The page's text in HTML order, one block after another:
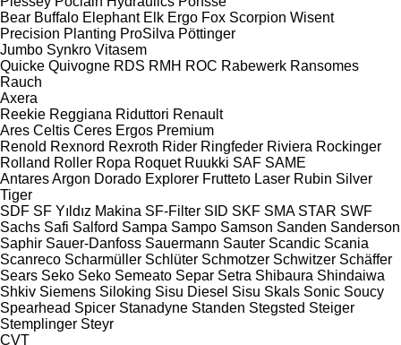
Bear Buffalo Elephant Elk Ergo Fox Scorpion Wisent
Precision Planting ProSilva Pöttinger
Jumbo Synkro Vitasem
Quicke Quivogne RDS RMH ROC Rabewerk Ransomes
Rauch
Axera
Reekie Reggiana Riduttori Renault
Ares Celtis Ceres Ergos Premium
Renold Rexnord Rexroth Rider Ringfeder Riviera Rockinger
Rolland Roller Ropa Roquet Ruukki SAF SAME
AntaresArgon Dorado Explorer Frutteto Laser Rubin Silver
Tiger
SDF SF Yıldız Makina SF-Filter SID SKF SMA STAR SWF
Sachs Safi Salford Sampa Sampo Samson Sanden Sanderson
Saphir Sauer-Danfoss Sauermann Sauter Scandic Scania
Scanreco Scharmüller Schlüter Schmotzer Schwitzer Schäffer
Sears Seko Seko Semeato Separ Setra Shibaura Shindaiwa
Shkiv Siemens Siloking Sisu Diesel Sisu Skals Sonic Soucy
Spearhead Spicer Stanadyne Standen Stegsted Steiger
Stemplinger Steyr
CVT